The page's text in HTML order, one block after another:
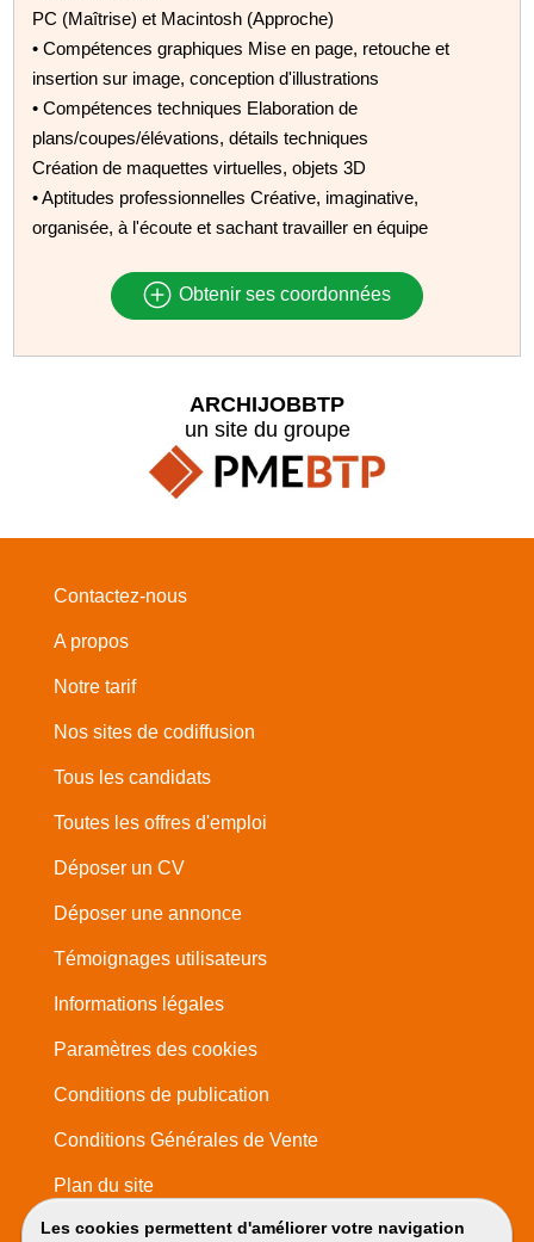
PC (Maîtrise) et Macintosh (Approche)
• Compétences graphiques Mise en page, retouche et
insertion sur image, conception d'illustrations
• Compétences techniques Elaboration de
plans/coupes/élévations, détails techniques
Création de maquettes virtuelles, objets 3D
• Aptitudes professionnelles Créative, imaginative,
organisée, à l'écoute et sachant travailler en équipe
Obtenir ses coordonnées
Les cookies permettent d'améliorer votre navigation
ARCHIJOBBTP
un site du groupe
Contactez-nous
A propos
Notre tarif
Nos sites de codiffusion
Tous les candidats
Toutes les offres d'emploi
Déposer un CV
Déposer une annonce
Témoignages utilisateurs
Informations légales
Paramètres des cookies
Conditions de publication
Conditions Générales de Vente
Plan du site